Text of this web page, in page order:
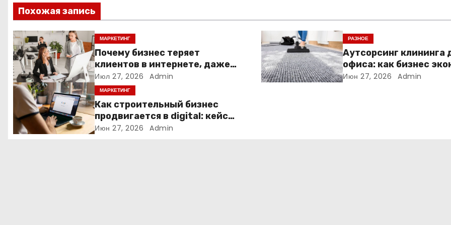
и
я
п
о
з
а
п
Похожая запись
МАРКЕТИНГ
Почему бизнес теряет
клиентов в интернете, даже
если у него есть сайт
Июл 27, 2026 Admin
РАЗНОЕ
Аутсорсинг клининга
офиса: как бизнес
время и деньги на
Июн 27, 2026 Admin
МАРКЕТИНГ
Как строительный бизнес
продвигается в digital: кейс
нишевых услуг
Июн 27, 2026 Admin